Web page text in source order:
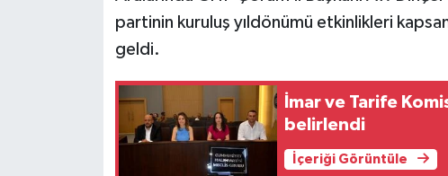
partinin kuruluş yıldönümü etkinlikleri
geldi.
İmar ve Tarife Komisyonunda
belirlendi
İçeriği Görüntüle